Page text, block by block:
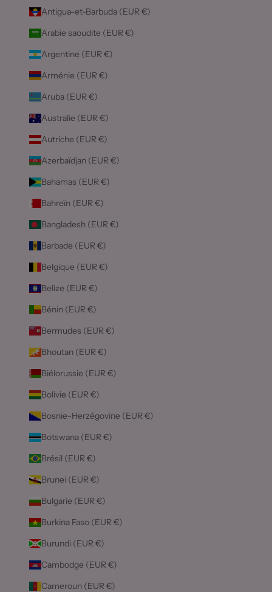
Antigua-et-Barbuda (EUR €)
Arabie saoudite (EUR €)
Argentine (EUR €)
Arménie (EUR €)
Aruba (EUR €)
Australie (EUR €)
Autriche (EUR €)
Azerbaïdjan (EUR €)
Bahamas (EUR €)
Bahreïn (EUR €)
Bangladesh (EUR €)
Barbade (EUR €)
Belgique (EUR €)
Belize (EUR €)
Bénin (EUR €)
Bermudes (EUR €)
Bhoutan (EUR €)
Biélorussie (EUR €)
Bolivie (EUR €)
Bosnie-Herzégovine (EUR €)
Botswana (EUR €)
Brésil (EUR €)
Brunei (EUR €)
Bulgarie (EUR €)
Burkina Faso (EUR €)
Burundi (EUR €)
Cambodge (EUR €)
Cameroun (EUR €)